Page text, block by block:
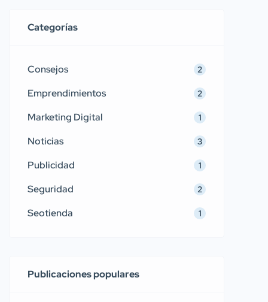
servicios. Sin embargo, el éxito en las
Categorías
Consejos 2
Emprendimientos 2
Marketing Digital 1
Noticias 3
Publicidad 1
Seguridad 2
Seotienda 1
Publicaciones populares